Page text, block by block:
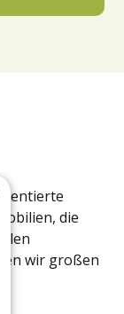
die
wir großen